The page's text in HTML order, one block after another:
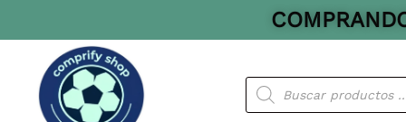
al
contenido
Búsqueda
de
productos